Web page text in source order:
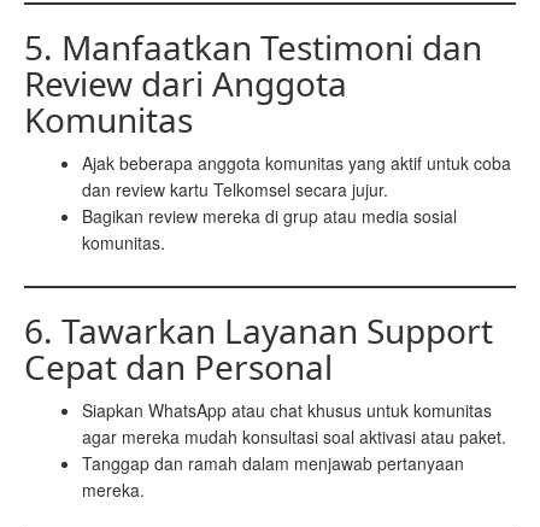
5. Manfaatkan Testimoni dan
Review dari Anggota
Komunitas
Ajak beberapa anggota komunitas yang aktif untuk coba
dan review kartu Telkomsel secara jujur.
Bagikan review mereka di grup atau media sosial
komunitas.
6. Tawarkan Layanan Support
Cepat dan Personal
Siapkan WhatsApp atau chat khusus untuk komunitas
agar mereka mudah konsultasi soal aktivasi atau paket.
Tanggap dan ramah dalam menjawab pertanyaan
mereka.